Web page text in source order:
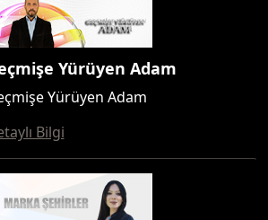
Yürüyen Adam
Yürüyen Adam
Bilgi